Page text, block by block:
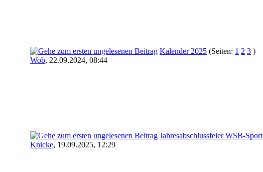
Kalender 2025 (Seiten: 1 2 3 )
Wob, 22.09.2024, 08:44
Jahresabschlussfeier WSB-Sport
Knicke, 19.09.2025, 12:29